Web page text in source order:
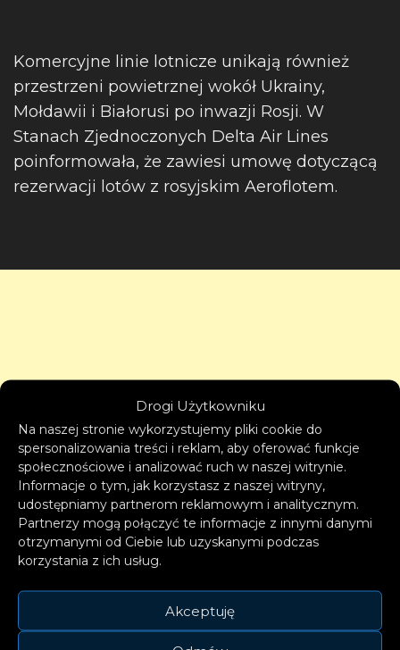
Drogi Użytkowniku
Na naszej stronie wykorzystujemy pliki cookie do
spersonalizowania treści i reklam, aby oferować funkcje
społecznościowe i analizować ruch w naszej witrynie.
Informacje o tym, jak korzystasz z naszej witryny,
udostępniamy partnerom reklamowym i analitycznym.
Partnerzy mogą połączyć te informacje z innymi danymi
otrzymanymi od Ciebie lub uzyskanymi podczas
korzystania z ich usług.
Akceptuję
Komercyjne linie lotnicze unikają również
przestrzeni powietrznej wokół Ukrainy,
Mołdawii i Białorusi po inwazji Rosji. W
Stanach Zjednoczonych Delta Air Lines
poinformowała, że ​​zawiesi umowę dotyczącą
rezerwacji lotów z rosyjskim Aeroflotem.